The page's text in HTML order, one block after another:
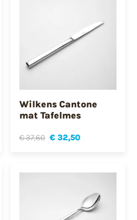
Wilkens Cantone
mat Tafelmes
€ 37,60 € 32,50